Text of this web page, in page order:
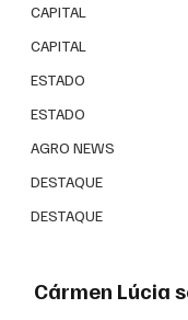
CAPITAL
CAPITAL
ESTADO
ESTADO
AGRO NEWS
DESTAQUE
DESTAQUE
Cármen Lúcia